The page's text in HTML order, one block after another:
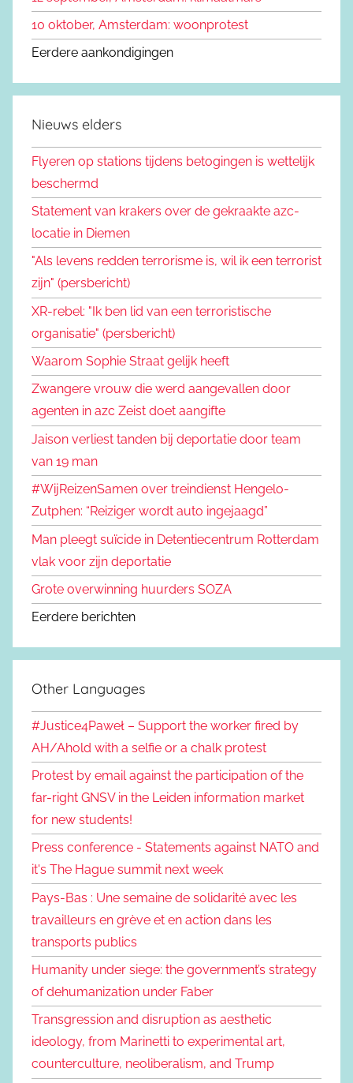
10 oktober, Amsterdam: woonprotest
Eerdere aankondigingen
Nieuws elders
Flyeren op stations tijdens betogingen is wettelijk
beschermd
Statement van krakers over de gekraakte azc-
locatie in Diemen
"Als levens redden terrorisme is, wil ik een terrorist
zijn" (persbericht)
XR-rebel: "Ik ben lid van een terroristische
organisatie" (persbericht)
Waarom Sophie Straat gelijk heeft
Zwangere vrouw die werd aangevallen door
agenten in azc Zeist doet aangifte
Jaison verliest tanden bij deportatie door team
van 19 man
#WijReizenSamen over treindienst Hengelo-
Zutphen: “Reiziger wordt auto ingejaagd”
Man pleegt suïcide in Detentiecentrum Rotterdam
vlak voor zijn deportatie
Grote overwinning huurders SOZA
Eerdere berichten
Other Languages
#Justice4Paweł – Support the worker fired by
AH/Ahold with a selfie or a chalk protest
Protest by email against the participation of the
far-right GNSV in the Leiden information market
for new students!
Press conference - Statements against NATO and
it's The Hague summit next week
Pays-Bas : Une semaine de solidarité avec les
travailleurs en grève et en action dans les
transports publics
Humanity under siege: the government’s strategy
of dehumanization under Faber
Transgression and disruption as aesthetic
ideology, from Marinetti to experimental art,
counterculture, neoliberalism, and Trump